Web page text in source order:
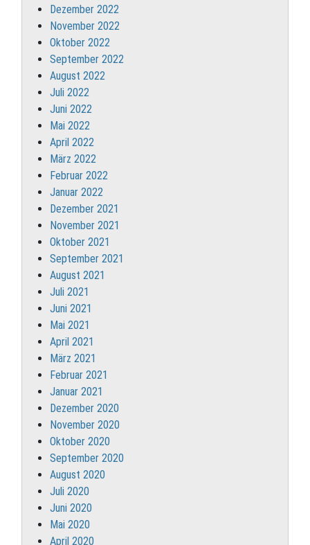
Dezember 2022
November 2022
Oktober 2022
September 2022
August 2022
Juli 2022
Juni 2022
Mai 2022
April 2022
März 2022
Februar 2022
Januar 2022
Dezember 2021
November 2021
Oktober 2021
September 2021
August 2021
Juli 2021
Juni 2021
Mai 2021
April 2021
März 2021
Februar 2021
Januar 2021
Dezember 2020
November 2020
Oktober 2020
September 2020
August 2020
Juli 2020
Juni 2020
Mai 2020
April 2020